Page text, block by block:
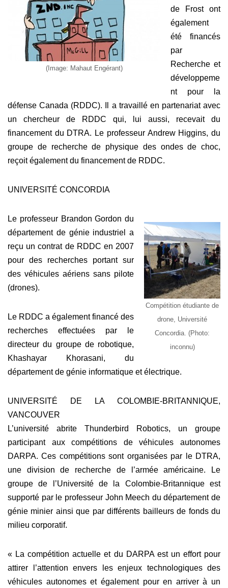
(Image: Mahaut Engérant)
de Frost ont
également
été financés
par
Recherche et
développeme
nt pour la
défense Canada (RDDC). Il a travaillé en partenariat avec
un chercheur de RDDC qui, lui aussi, recevait du
financement du DTRA. Le professeur Andrew Higgins, du
groupe de recherche de physique des ondes de choc,
reçoit également du financement de RDDC.
UNIVERSITÉ CONCORDIA
Compétition étudiante de
drone, Université
Concordia. (Photo:
inconnu)
Le professeur Brandon Gordon du
département de génie industriel a
reçu un contrat de RDDC en 2007
pour des recherches portant sur
des véhicules aériens sans pilote
(drones).
Le RDDC a également financé des
recherches effectuées par le
directeur du groupe de robotique,
Khashayar Khorasani, du
département de génie informatique et électrique.
UNIVERSITÉ DE LA COLOMBIE-BRITANNIQUE,
VANCOUVER
L’université abrite Thunderbird Robotics, un groupe
participant aux compétitions de véhicules autonomes
DARPA. Ces compétitions sont organisées par le DTRA,
une division de recherche de l’armée américaine. Le
groupe de l’Université de la Colombie-Britannique est
supporté par le professeur John Meech du département de
génie minier ainsi que par différents bailleurs de fonds du
milieu corporatif.
« La compétition actuelle et du DARPA est un effort pour
attirer l’attention envers les enjeux technologiques des
véhicules autonomes et également pour en arriver à un